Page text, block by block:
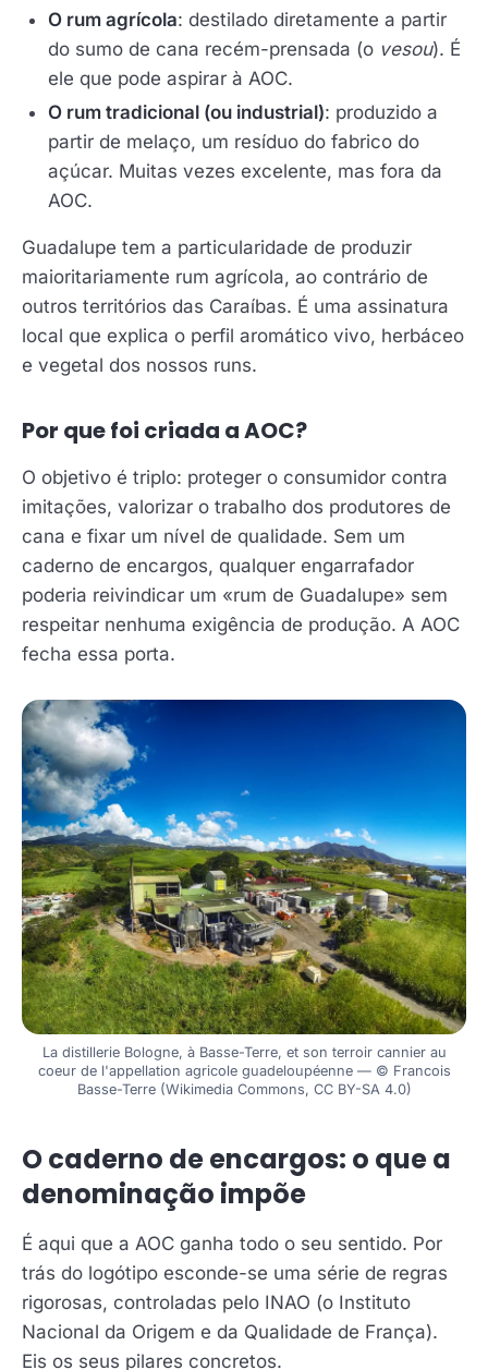
O rum agrícola: destilado diretamente a partir
do sumo de cana recém-prensada (o vesou). É
ele que pode aspirar à AOC.
O rum tradicional (ou industrial): produzido a
partir de melaço, um resíduo do fabrico do
açúcar. Muitas vezes excelente, mas fora da
AOC.
Guadalupe tem a particularidade de produzir
maioritariamente rum agrícola, ao contrário de
outros territórios das Caraíbas. É uma assinatura
local que explica o perfil aromático vivo, herbáceo
e vegetal dos nossos runs.
Por que foi criada a AOC?
O objetivo é triplo: proteger o consumidor contra
imitações, valorizar o trabalho dos produtores de
cana e fixar um nível de qualidade. Sem um
caderno de encargos, qualquer engarrafador
poderia reivindicar um «rum de Guadalupe» sem
respeitar nenhuma exigência de produção. A AOC
fecha essa porta.
La distillerie Bologne, à Basse-Terre, et son terroir cannier au
coeur de l'appellation agricole guadeloupéenne — © Francois
Basse-Terre (Wikimedia Commons, CC BY-SA 4.0)
O caderno de encargos: o que a
denominação impõe
É aqui que a AOC ganha todo o seu sentido. Por
trás do logótipo esconde-se uma série de regras
rigorosas, controladas pelo INAO (o Instituto
Nacional da Origem e da Qualidade de França).
Eis os seus pilares concretos.